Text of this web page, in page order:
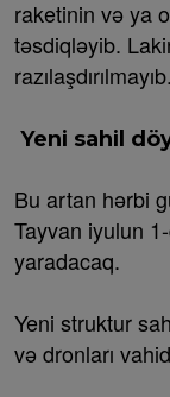
raketinin və ya
təsdiqləyib.
razılaşdırılmayıb.
Yeni sahil
Bu artan hərbi
Tayvan iyulun
yaradacaq.
Yeni struktur
və dronları